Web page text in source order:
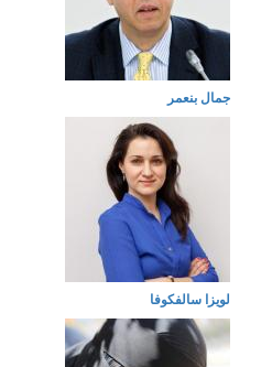
جمال بنعمر
لويزا سالفكوفا